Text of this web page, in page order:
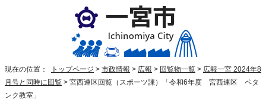
現在の位置： トップページ > 市政情報 > 広報 > 回覧物一覧 > 広報一宮 2024年8
月号と同時に回覧 > 宮西連区回覧（スポーツ課）「令和6年度 宮西連区 ペタ
ンク教室」